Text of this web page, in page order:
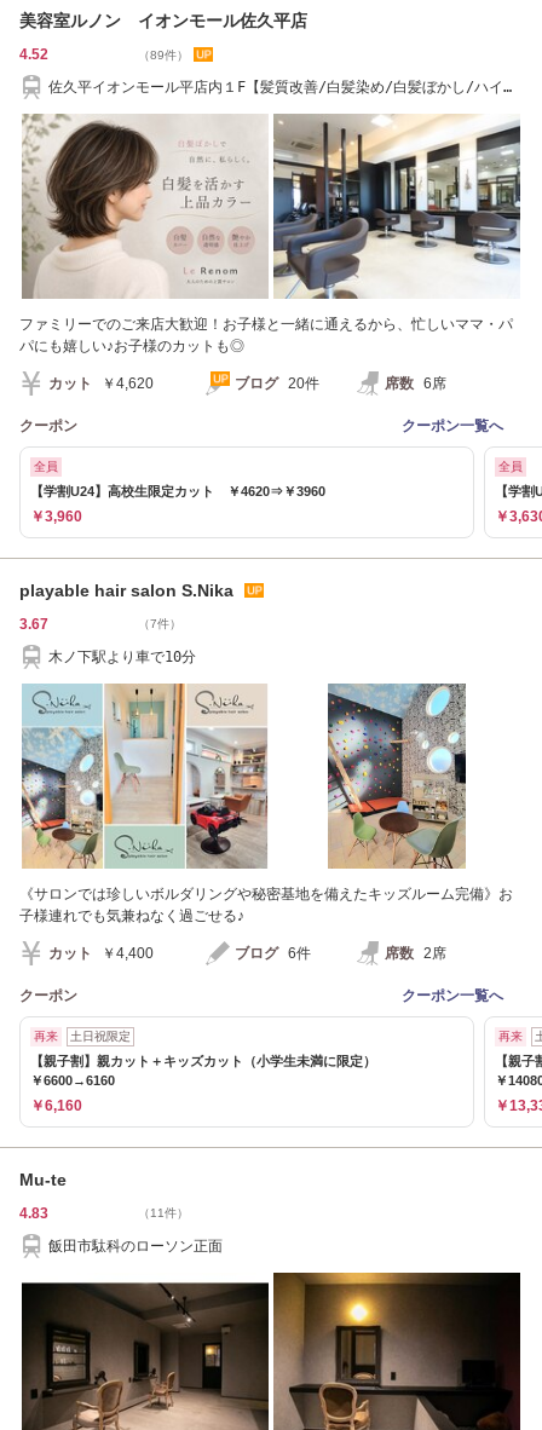
美容室ルノン イオンモール佐久平店
4.52 （89件）
佐久平イオンモール平店内１F【髪質改善/白髪染め/白髪ぼかし/ハイラ
ファミリーでのご来店大歓迎！お子様と一緒に通えるから、忙しいママ・パ
パにも嬉しい♪お子様のカットも◎
カット ￥4,620 ブログ 20件 席数 6席
クーポン クーポン一覧へ
全員
【学割U24】高校生限定カット ￥4620⇒￥3960
￥3,960
全員
【学
￥
playable hair salon S.Nika
3.67 （7件）
木ノ下駅より車で10分
《サロンでは珍しいボルダリングや秘密基地を備えたキッズルーム完備》お
子様連れでも気兼ねなく過ごせる♪
カット ￥4,400 ブログ 6件 席数 2席
クーポン クーポン一覧へ
再来 土日祝限定
【親子割】親カット＋キッズカット（小学生未満に限定）
￥6600→6160
￥6,160
再来
【親
￥
￥
Mu-te
4.83 （11件）
飯田市駄科のローソン正面